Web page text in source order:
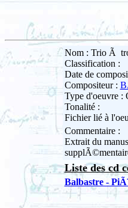
Nom : Trio Ã
Classification :
Date de
Compositeur :
Type d'oeuvre :
Tonalité :
Fichier lié à
Commentaire :
Extrait du
Liste des cd
Balbastre -